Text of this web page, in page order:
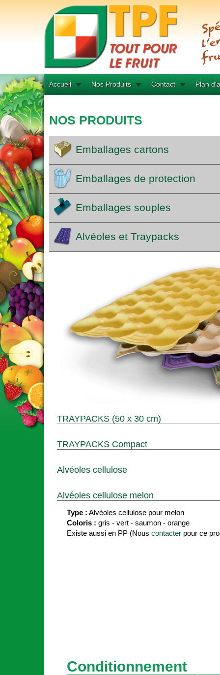
Accueil Nos Produits Contact Plan
NOS PRODUITS
Emballages cartons
Emballages de protection
Emballages souples
Alvéoles et Traypacks
TRAYPACKS (50 x 30 cm)
TRAYPACKS Compact
Alvéoles cellulose
Alvéoles cellulose melon
Type : Alvéoles cellulose pour melon
Coloris : gris - vert - saumon - orange
Existe aussi en PP (Nous contacter pour ce
Conditionnement